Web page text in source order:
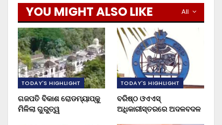
All
YOU MIGHT ALSO LIKE
TODAY'S HIGHLIGHT
ଗଜପତି ବିକାଶ ରୋଡମ୍ୟାପ୍‌କୁ
ମିଳିଲା ଗୁରୁତ୍ୱ
TODAY'S HIGHLIGHT
ବରିଷ୍ଠ ଓଏଏସ୍‌
ଅଧିକାରୀସ୍ତରରେ ଅଦଳବଦଳ